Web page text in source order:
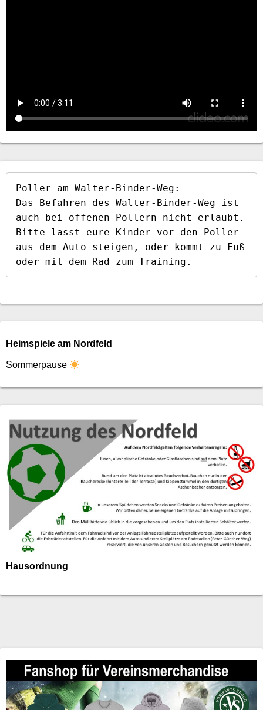
Poller am Walter-Binder-Weg:
Das Befahren des Walter-Binder-Weg ist
auch bei offenen Pollern nicht erlaubt.
Bitte lasst eure Kinder vor den Poller
aus dem Auto steigen, oder kommt zu Fuß
oder mit dem Rad zum Training.
Heimspiele am Nordfeld
Sommerpause
Hausordnung